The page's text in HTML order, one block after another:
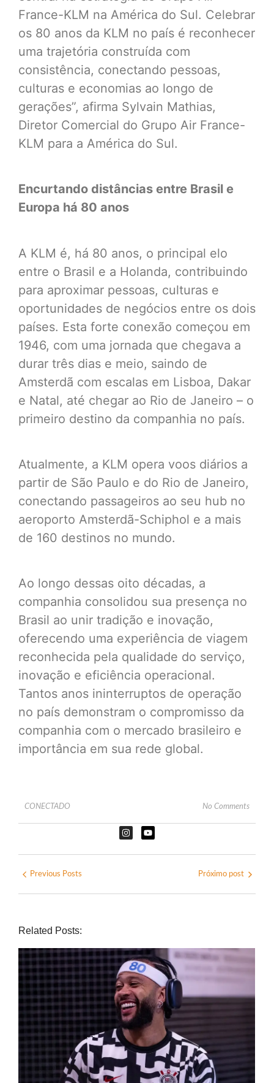
France-KLM na América do Sul. Celebrar
os 80 anos da KLM no país é reconhecer
uma trajetória construída com
consistência, conectando pessoas,
culturas e economias ao longo de
gerações”, afirma Sylvain Mathias,
Diretor Comercial do Grupo Air France-
KLM para a América do Sul.
Encurtando distâncias entre Brasil e
Europa há 80 anos
A KLM é, há 80 anos, o principal elo
entre o Brasil e a Holanda, contribuindo
para aproximar pessoas, culturas e
oportunidades de negócios entre os dois
países. Esta forte conexão começou em
1946, com uma jornada que chegava a
durar três dias e meio, saindo de
Amsterdã com escalas em Lisboa, Dakar
e Natal, até chegar ao Rio de Janeiro – o
primeiro destino da companhia no país.
Atualmente, a KLM opera voos diários a
partir de São Paulo e do Rio de Janeiro,
conectando passageiros ao seu hub no
aeroporto Amsterdã-Schiphol e a mais
de 160 destinos no mundo.
Ao longo dessas oito décadas, a
companhia consolidou sua presença no
Brasil ao unir tradição e inovação,
oferecendo uma experiência de viagem
reconhecida pela qualidade do serviço,
inovação e eficiência operacional.
Tantos anos ininterruptos de operação
no país demonstram o compromisso da
companhia com o mercado brasileiro e
importância em sua rede global.
CONECTADO No Comments
Previous Posts Próximo post
Related Posts: